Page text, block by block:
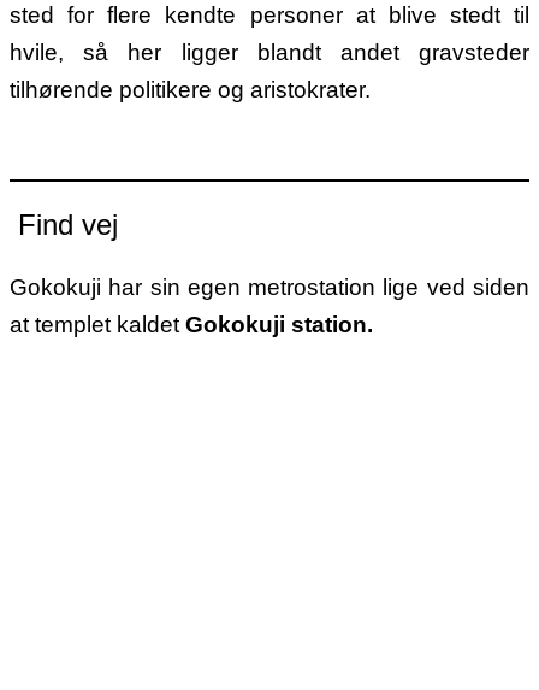
sted for flere kendte personer at blive stedt til
hvile, så her ligger blandt andet gravsteder
tilhørende politikere og aristokrater.
Find vej
Gokokuji har sin egen metrostation lige ved siden
at templet kaldet Gokokuji station.